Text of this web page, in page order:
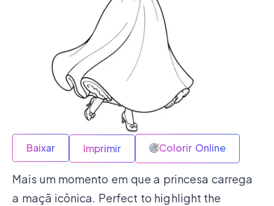
Baixar Imprimir Colorir Online
Mais um momento em que a princesa carrega
a maçã icônica. Perfect to highlight the